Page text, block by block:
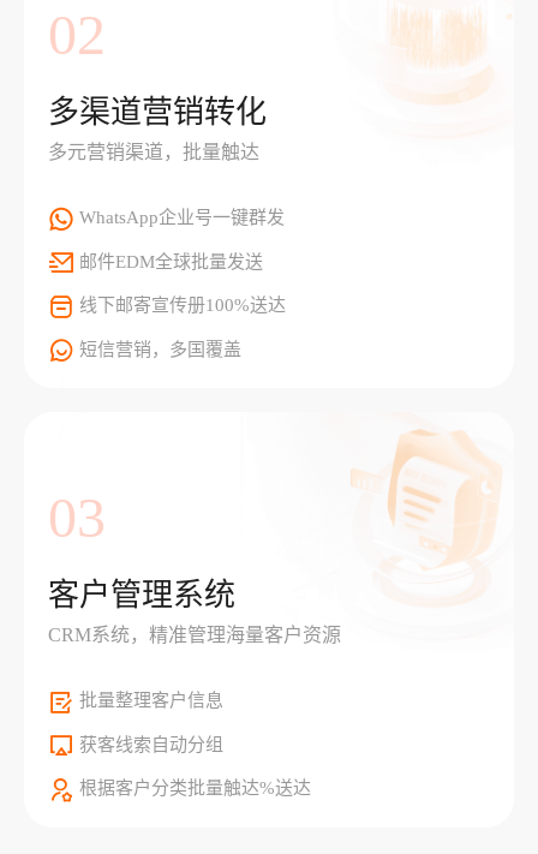
02
多渠道营销转化
多元营销渠道，批量触达
WhatsApp企业号一键群发
邮件EDM全球批量发送
线下邮寄宣传册100%送达
短信营销，多国覆盖
03
客户管理系统
CRM系统，精准管理海量客户资源
批量整理客户信息
获客线索自动分组
根据客户分类批量触达%送达